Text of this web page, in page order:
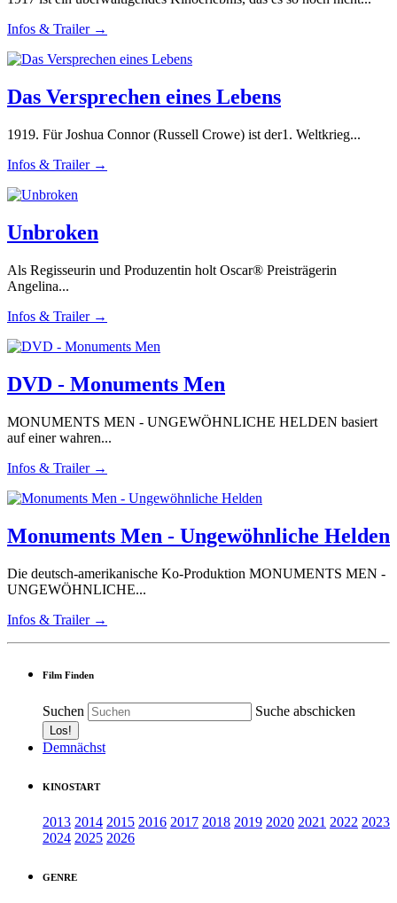
Infos & Trailer →
Das Versprechen eines Lebens
1919. Für Joshua Connor (Russell Crowe) ist der1. Weltkrieg...
Infos & Trailer →
Unbroken
Als Regisseurin und Produzentin holt Oscar® Preisträgerin
Angelina...
Infos & Trailer →
DVD - Monuments Men
MONUMENTS MEN - UNGEWÖHNLICHE HELDEN basiert
auf einer wahren...
Infos & Trailer →
Monuments Men - Ungewöhnliche Helden
Die deutsch-amerikanische Ko-Produktion MONUMENTS MEN -
UNGEWÖHNLICHE...
Infos & Trailer →
Film Finden
Suchen Suche abschicken
Demnächst
KINOSTART
2013 2014 2015 2016 2017 2018 2019 2020 2021 2022 2023
2024 2025 2026
GENRE